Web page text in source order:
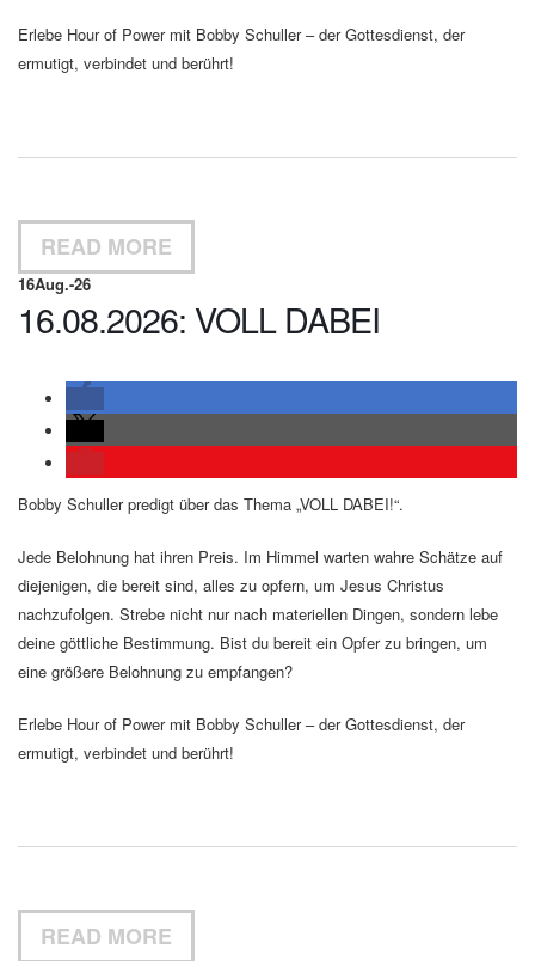
Erlebe Hour of Power mit Bobby Schuller – der Gottesdienst, der
ermutigt, verbindet und berührt!
READ MORE
16Aug.-26
16.08.2026: VOLL DABEI
Bobby Schuller predigt über das Thema „VOLL DABEI!“.
Jede Belohnung hat ihren Preis. Im Himmel warten wahre Schätze auf
diejenigen, die bereit sind, alles zu opfern, um Jesus Christus
nachzufolgen. Strebe nicht nur nach materiellen Dingen, sondern lebe
deine göttliche Bestimmung. Bist du bereit ein Opfer zu bringen, um
eine größere Belohnung zu empfangen?
Erlebe Hour of Power mit Bobby Schuller – der Gottesdienst, der
ermutigt, verbindet und berührt!
READ MORE